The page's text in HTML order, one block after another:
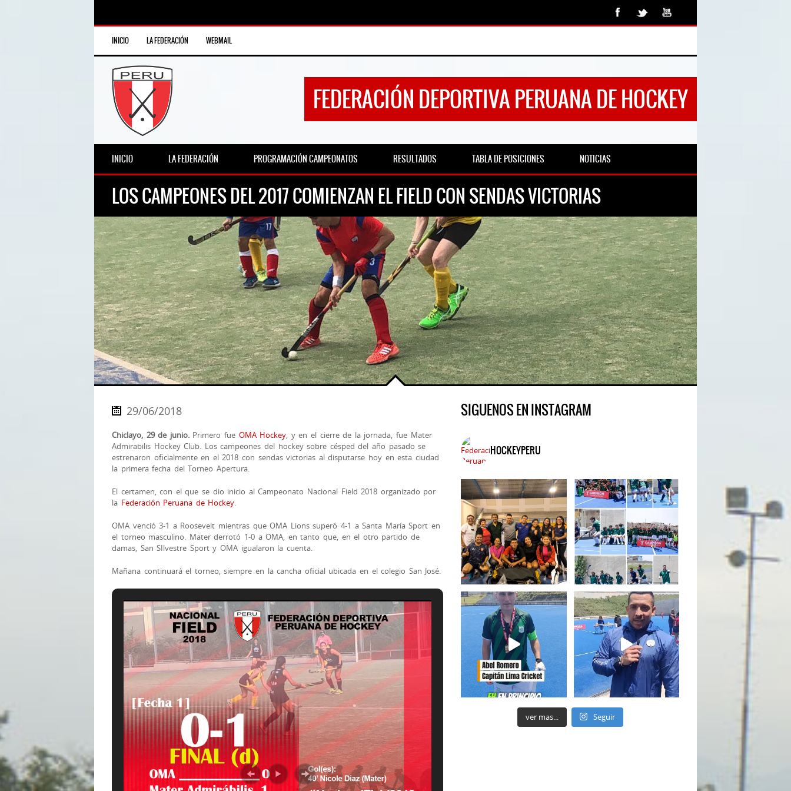
INICIO LA FEDERACIÓN WEBMAIL
FEDERACIÓN DEPORTIVA PERUANA DE HOCKEY
INICIO LA FEDERACIÓN PROGRAMACIÓN CAMPEONATOS RESULTADOS TABLA DE POSICIONES NOTICIAS
LOS CAMPEONES DEL 2017 COMIENZAN EL FIELD CON SENDAS VICTORIAS
29/06/2018
Chiclayo, 29 de junio.Primero fue OMA Hockey, y en el cierre de la jornada, fue Mater
Admirabilis Hockey Club. Los campeones del hockey sobre césped del año pasado se
estrenaron oficialmente en el 2018 con sendas victorias al disputarse hoy en esta ciudad
la primera fecha del Torneo Apertura.
El certamen, con el que se dio inicio al Campeonato Nacional Field 2018 organizado por
la Federación Peruana de Hockey.
OMA venció 3-1 a Roosevelt mientras que OMA Lions superó 4-1 a Santa María Sport en
el torneo masculino. Mater derrotó 1-0 a OMA, en tanto que, en el otro partido de
damas, San SIlvestre Sport y OMA igualaron la cuenta.
Mañana continuará el torneo, siempre en la cancha oficial ubicada en el colegio San José.
SIGUENOS EN INSTAGRAM
HOCKEYPERU
ver mas... Seguir